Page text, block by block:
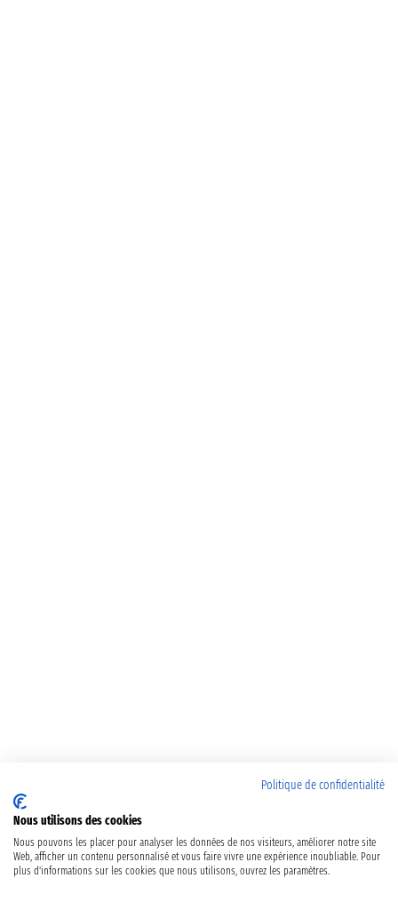
Politique de confidentialité
Nous utilisons des cookies
Nous pouvons les placer pour analyser les données de nos visiteurs, améliorer notre site
Web, afficher un contenu personnalisé et vous faire vivre une expérience inoubliable. Pour
plus d'informations sur les cookies que nous utilisons, ouvrez les paramètres.